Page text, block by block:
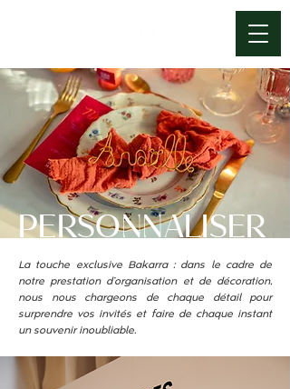
PERSONNALISER
La touche exclusive Bakarra : dans le cadre de
notre prestation d’organisation et de décoration,
nous nous chargeons de chaque détail pour
surprendre vos invités et faire de chaque instant
un souvenir inoubliable.